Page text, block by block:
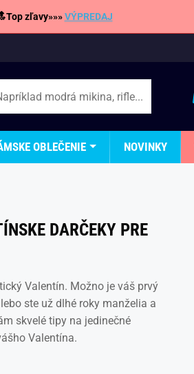
zľavy»»»VÝPREDAJ
OBLEČENIE NOVINKY
DARČEKY PRE
Valentín. Možno je váš prvý
ste už dlhé roky manželia a
skvelé tipy na jedinečné
Valentína.